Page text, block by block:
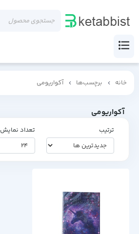
خانه برچسب‌ها آکواریومی
آکواریومی
ترتیب تعداد نمایش